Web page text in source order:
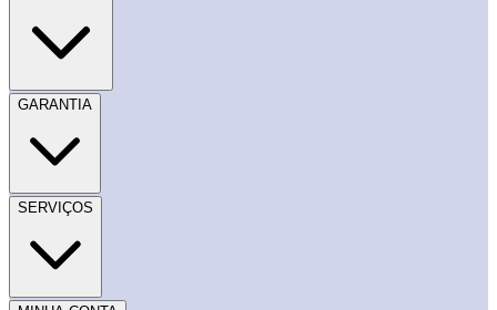
GARANTIA
SERVIÇOS